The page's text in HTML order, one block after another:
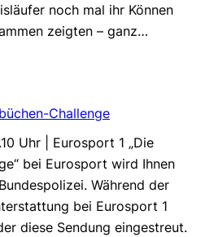
noch mal ihr Können
zeigten – ganz…
Challenge
Uhr | Eurosport 1 „Die
bei Eurosport wird Ihnen
Während der
bei Eurosport 1
diese Sendung eingestreut.